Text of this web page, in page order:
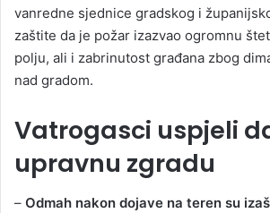
vanredne sjednice gradskog i
zaštite da je požar izazvao ogromnu
polju, ali i zabrinutost građana zbog
nad gradom.
Vatrogasci uspjeli
upravnu zgradu
– Odmah nakon dojave na teren su